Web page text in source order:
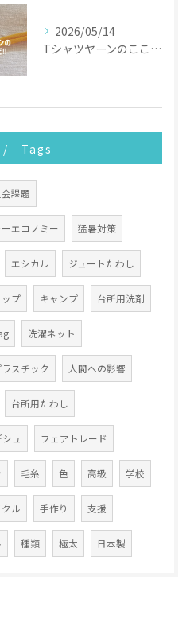
2026/05/14
Tシャツヤーンのここが嫌だ
Tags
課題
エコノミー 猛暑対策
エシカル ジュートたわし
プ キャンプ 台所用洗剤
洗濯ネット
スチック 人間への影響
台所用たわし
ュ フェアトレード
毛糸 色 高級 学校
ル 手作り 支援
種類 極太 日本製